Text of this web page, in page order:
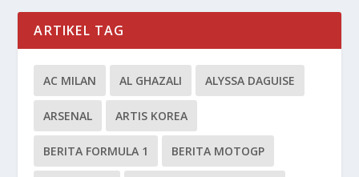
ARTIKEL TAG
AC MILAN AL GHAZALI ALYSSA DAGUISE
ARSENAL ARTIS KOREA
BERITA FORMULA 1 BERITA MOTOGP